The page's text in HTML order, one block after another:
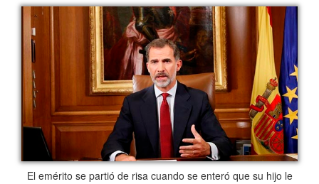
El emérito se partió de risa cuando se enteró que su hijo le